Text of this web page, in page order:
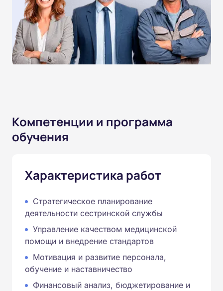
Компетенции и программа
обучения
Характеристика работ
Стратегическое планирование
деятельности сестринской службы
Управление качеством медицинской
помощи и внедрение стандартов
Мотивация и развитие персонала,
обучение и наставничество
Финансовый анализ, бюджетирование и